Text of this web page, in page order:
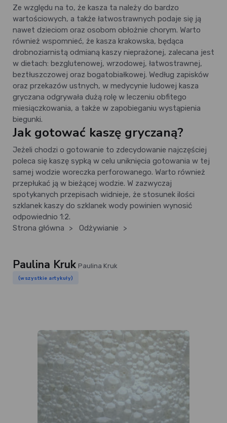
Ze względu na to, że kasza ta należy do bardzo
wartościowych, a także łatwostrawnych podaje się ją
nawet dzieciom oraz osobom obłożnie chorym. Warto
również wspomnieć, że kasza krakowska, będąca
drobnoziarnistą odmianą kaszy nieprażonej, zalecana jest
w dietach: bezglutenowej, wrzodowej, łatwostrawnej,
beztłuszczowej oraz bogatobiałkowej. Według zapisków
oraz przekazów ustnych, w medycynie ludowej kasza
gryczana odgrywała dużą rolę w leczeniu obfitego
miesiączkowania, a także w zapobieganiu wystąpienia
biegunki.
Jak gotować kaszę gryczaną?
Jeżeli chodzi o gotowanie to zdecydowanie najczęściej
poleca się kaszę sypką w celu uniknięcia gotowania w tej
samej wodzie woreczka perforowanego. Warto również
przepłukać ją w bieżącej wodzie. W zazwyczaj
spotykanych przepisach widnieje, że stosunek ilości
szklanek kaszy do szklanek wody powinien wynosić
odpowiednio 1:2.
Strona główna
> Odżywianie >
Paulina Kruk Paulina Kruk
(wszystkie artykuły)